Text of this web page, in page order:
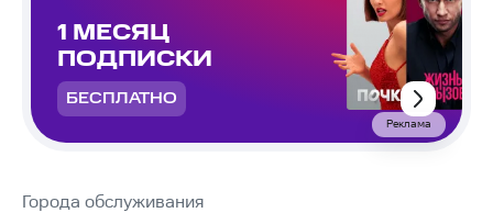
1 МЕСЯЦ
ПОДПИСКИ
БЕСПЛАТНО
Реклама
Города обслуживания